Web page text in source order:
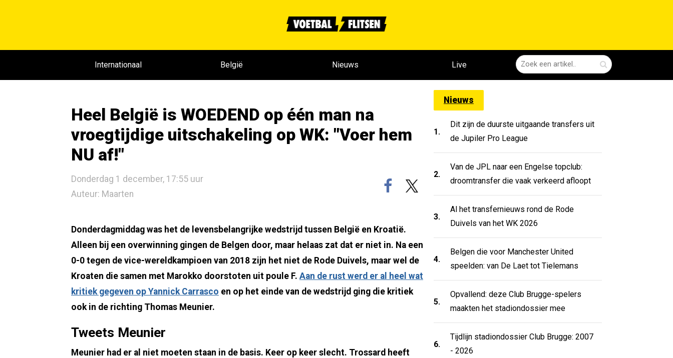
Internationaal België Nieuws Live
Heel België is WOEDEND op één man na
vroegtijdige uitschakeling op WK: "Voer hem
NU af!"
Donderdag 1 december, 17:55 uur
Auteur: Maarten
Donderdagmiddag was het de levensbelangrijke wedstrijd tussen België en Kroatië.
Alleen bij een overwinning gingen de Belgen door, maar helaas zat dat er niet in. Na een
0-0 tegen de vice-wereldkampioen van 2018 zijn het niet de Rode Duivels, maar wel de
Kroaten die samen met Marokko doorstoten uit poule F. Aan de rust werd er al heel wat
kritiek gegeven op Yannick Carrasco en op het einde van de wedstrijd ging die kritiek
ook in de richting Thomas Meunier.
Tweets Meunier
Meunier had er al niet moeten staan in de basis. Keer op keer slecht. Trossard heeft
Nieuws
1.
Dit zijn de duurste uitgaande transfers uit
de Jupiler Pro League
2.
Van de JPL naar een Engelse topclub:
droomtransfer die vaak verkeerd afloopt
3.
Al het transfernieuws rond de Rode
Duivels van het WK 2026
4.
Belgen die voor Manchester United
speelden: van De Laet tot Tielemans
5.
Opvallend: deze Club Brugge-spelers
maakten het stadiondossier mee
6.
Tijdlijn stadiondossier Club Brugge: 2007
- 2026